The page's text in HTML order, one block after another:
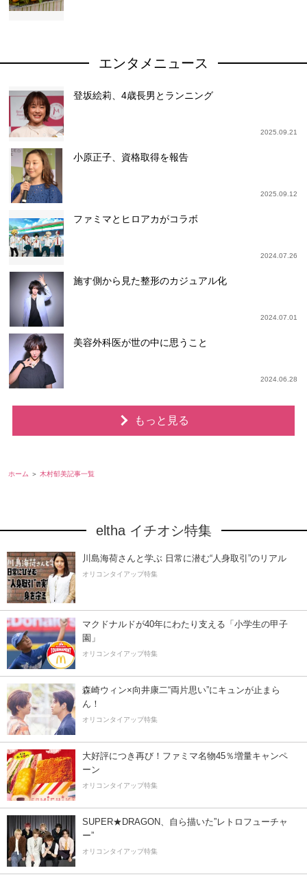
エンタメニュース
登坂絵莉、4歳長男とランニング
2025.09.21
小原正子、資格取得を報告
2025.09.12
ファミマとヒロアカがコラボ
2024.07.26
施す側から見た整形のカジュアル化
2024.07.01
美容外科医が世の中に思うこと
2024.06.28
もっと見る
ホーム 木村郁美記事一覧
eltha イチオシ特集
川島海荷さんと学ぶ 日常に潜む“人身取引”のリアル
オリコンタイアップ特集
マクドナルドが40年にわたり支える「小学生の甲子
園」
オリコンタイアップ特集
森崎ウィン×向井康二“両片思い”にキュンが止まら
ん！
オリコンタイアップ特集
大好評につき再び！ファミマ名物45％増量キャンペ
ーン
オリコンタイアップ特集
SUPER★DRAGON、自ら描いた”レトロフューチャ
ー”
オリコンタイアップ特集